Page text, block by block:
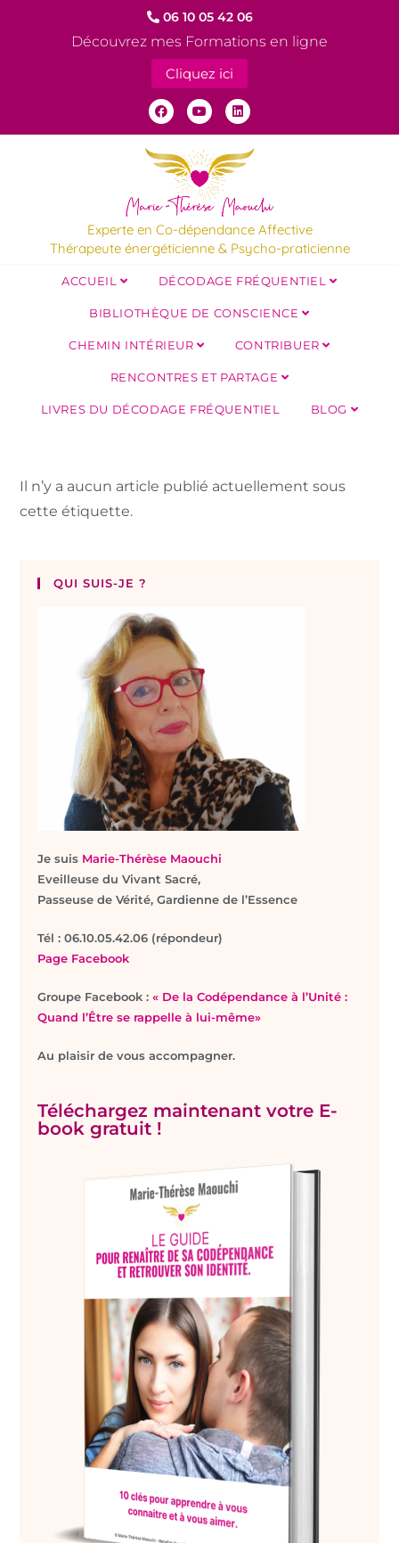
06 10 05 42 06
Découvrez mes Formations en ligne
Cliquez ici
Experte en Co-dépendance Affective
Thérapeute énergéticienne & Psycho-praticienne
ACCUEIL DÉCODAGE FRÉQUENTIEL
BIBLIOTHÈQUE DE CONSCIENCE
CHEMIN INTÉRIEUR CONTRIBUER
RENCONTRES ET PARTAGE
LIVRES DU DÉCODAGE FRÉQUENTIEL BLOG
Il n’y a aucun article publié actuellement sous
cette étiquette.
QUI SUIS-JE ?
Je suis Marie-Thérèse Maouchi
Eveilleuse du Vivant Sacré,
Passeuse de Vérité, Gardienne de l’Essence
Tél : 06.10.05.42.06 (répondeur)
Page Facebook
Groupe Facebook :« De la Codépendance à l’Unité :
Quand l’Être se rappelle à lui-même»
Au plaisir de vous accompagner.
Téléchargez maintenant votre E-
book gratuit !